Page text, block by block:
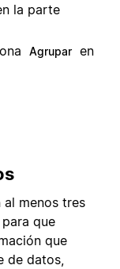
la parte
Agrupar en
al menos tres
que
que
de datos,